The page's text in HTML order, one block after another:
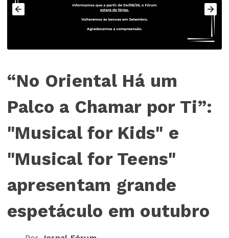
“No Oriental Há um
Palco a Chamar por Ti”:
"Musical for Kids" e
"Musical for Teens"
apresentam grande
espetáculo em outubro